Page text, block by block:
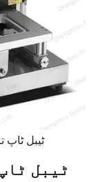
ٹیبل
ٹیبل